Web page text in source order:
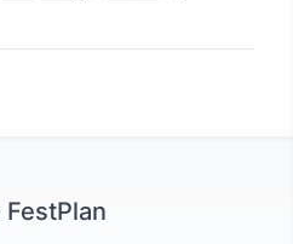
FestPlan